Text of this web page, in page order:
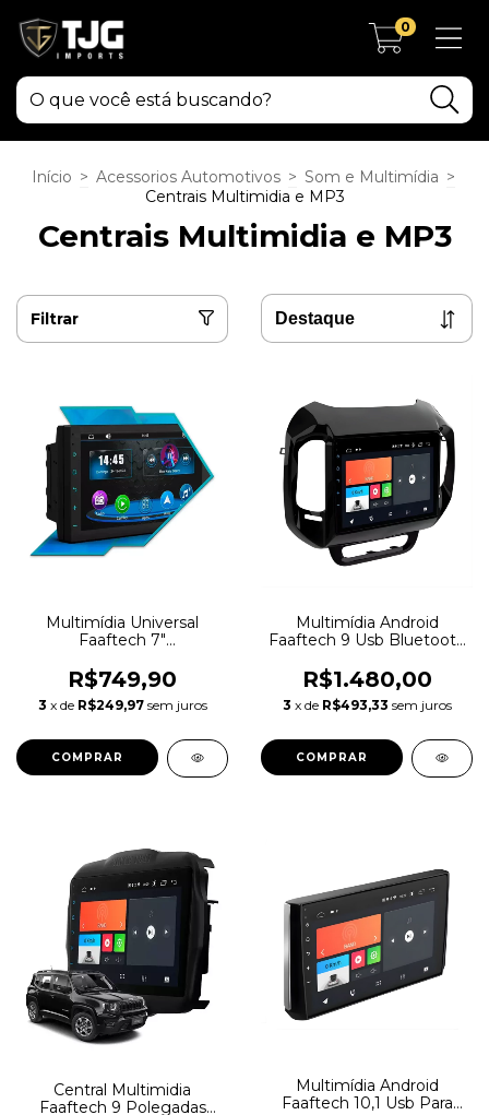
0
Início > Acessorios Automotivos > Som e Multimídia >
Centrais Multimidia e MP3
Centrais Multimidia e MP3
Filtrar
Multimídia Universal
Faaftech 7"
Androidauto Cor Preto
R$749,90
3 x de R$249,97 sem juros
Multimídia Android
Faaftech 9 Usb Bluetooth
R$1.480,00
3 x de R$493,33 sem juros
Central Multimidia
Faaftech 9 Polegadas
Multimídia Android
Faaftech 10,1 Usb Para